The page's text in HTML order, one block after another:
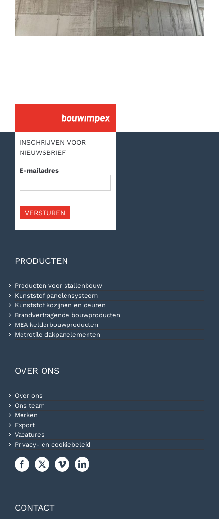
INSCHRIJVEN VOOR
NIEUWSBRIEF
E-mailadres
VERSTUREN
PRODUCTEN
Producten voor stallenbouw
Kunststof panelensysteem
Kunststof kozijnen en deuren
Brandvertragende bouwproducten
MEA kelderbouwproducten
Metrotile dakpanelementen
OVER ONS
Over ons
Ons team
Merken
Export
Vacatures
Privacy- en cookiebeleid
CONTACT